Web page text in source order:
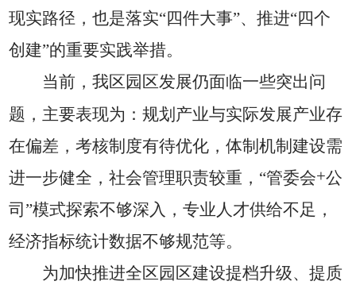
现实路径，也是落实“四件大事”、推进“四个
创建”的重要实践举措。
当前，我区园区发展仍面临一些突出问
题，主要表现为：规划产业与实际发展产业存
在偏差，考核制度有待优化，体制机制建设需
进一步健全，社会管理职责较重，“管委会+公
司”模式探索不够深入，专业人才供给不足，
经济指标统计数据不够规范等。
为加快推进全区园区建设提档升级、提质